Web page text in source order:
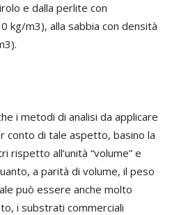
e dalla perlite con
kg/m3), alla sabbia con densità
i metodi di analisi da applicare
conto di tale aspetto, basino la
all’unità “volume” e
a parità di volume, il peso
può essere anche molto
i substrati commerciali